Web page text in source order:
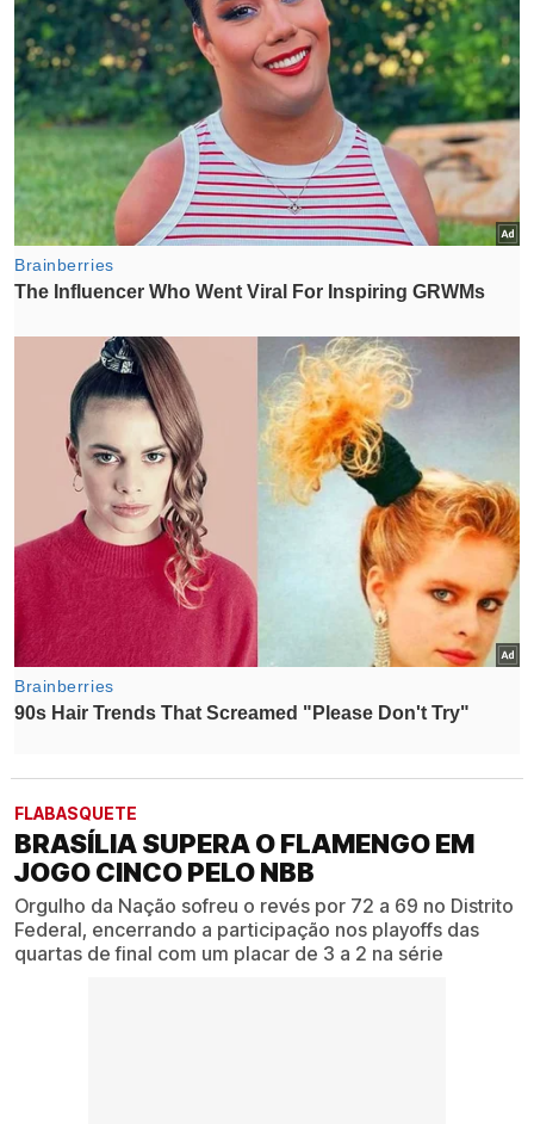
FLABASQUETE
BRASÍLIA SUPERA O FLAMENGO EM
JOGO CINCO PELO NBB
Orgulho da Nação sofreu o revés por 72 a 69 no Distrito
Federal, encerrando a participação nos playoffs das
quartas de final com um placar de 3 a 2 na série